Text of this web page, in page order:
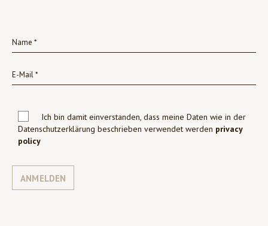
Ich bin damit einverstanden, dass meine Daten wie in der
Datenschutzerklärung beschrieben verwendet werden privacy
policy
ANMELDEN